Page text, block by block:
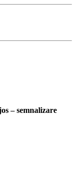
– semnalizare